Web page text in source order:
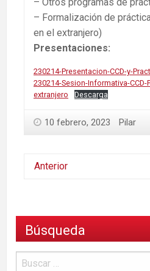
– Formalización de
en el extranjero)
Presentaciones:
230214-Presentacion-CCD-y-
230214-Sesion-Informativa-
extranjero
Descarga
10 febrero, 2023 Pilar
Anterior
Búsqueda